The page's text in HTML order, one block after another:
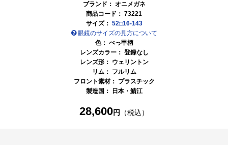
ブランド： オニメガネ
商品コード： 73221
サイズ： 52□16-143
眼鏡のサイズの見方について
色： べっ甲柄
レンズカラー： 登録なし
レンズ形： ウェリントン
リム： フルリム
フロント素材： プラスチック
製造国：
日本・鯖江
28,600円 （税込）